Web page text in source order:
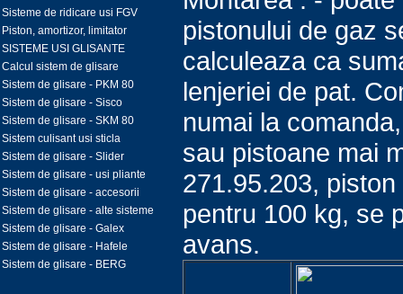
Sisteme de ridicare usi FGV
Piston, amortizor, limitator
SISTEME USI GLISANTE
Calcul sistem de glisare
Sistem de glisare - PKM 80
Sistem de glisare - Sisco
Sistem de glisare - SKM 80
Sistem culisant usi sticla
Sistem de glisare - Slider
Sistem de glisare - usi pliante
Sistem de glisare - accesorii
Sistem de glisare - alte sisteme
Sistem de glisare - Galex
Sistem de glisare - Hafele
Sistem de glisare - BERG
pistonului de gaz
calculeaza ca
lenjeriei de pat.
numai la
sau pistoane mai
271.95.203,
pentru 100 kg, se
avans.